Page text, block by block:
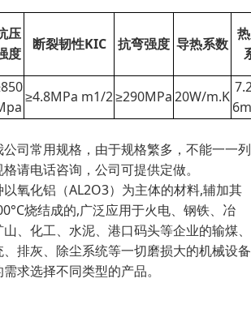
压
度
断裂韧性KΙC 抗弯强度 导热系数
≥4.8MPa m1/2≥290MPa20W/m.K
司常用规格，由于规格繁多，不能一一列
请电话咨询，公司可提供定做。
以氧化铝（AL2O3）为主体的材料,辅加其
烧结成的,广泛应用于火电、钢铁、冶
、化工、水泥、港口码头等企业的输煤、
排灰、除尘系统等一切磨损大的机械设备
求选择不同类型的产品。